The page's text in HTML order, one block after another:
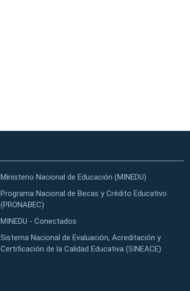
Ministerio Nacional de Educación (MINEDU)
Programa Nacional de Becas y Crédito Educativo
(PRONABEC)
MINEDU - Conectados
Sistema Nacional de Evaluación, Acreditación y
Certificación de la Calidad Educativa (SINEACE)